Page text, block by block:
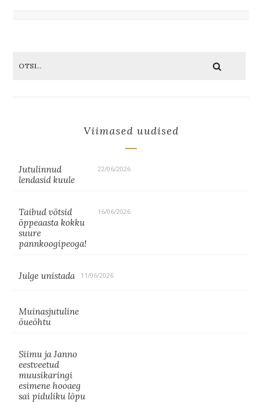
Viimased uudised
Jutulinnud
lendasid kuule
22/06/2026
Taibud võtsid
õppeaasta kokku
suure
pannkoogipeoga!
16/06/2026
Julge unistada 11/06/2026
Muinasjutuline
õueõhtu
Siimu ja Janno
eestveetud
muusikaringi
esimene hooaeg
sai piduliku lõpu